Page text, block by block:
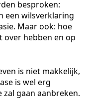
besproken:
een wilsverklaring
Maar ook: hoe
over hebben en op
is niet makkelijk,
is wel erg
gaan aanbreken.